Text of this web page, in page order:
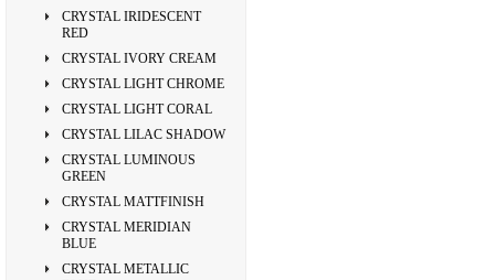
CRYSTAL IRIDESCENT
RED
CRYSTAL IVORY CREAM
CRYSTAL LIGHT CHROME
CRYSTAL LIGHT CORAL
CRYSTAL LILAC SHADOW
CRYSTAL LUMINOUS
GREEN
CRYSTAL MATTFINISH
CRYSTAL MERIDIAN
BLUE
CRYSTAL METALLIC